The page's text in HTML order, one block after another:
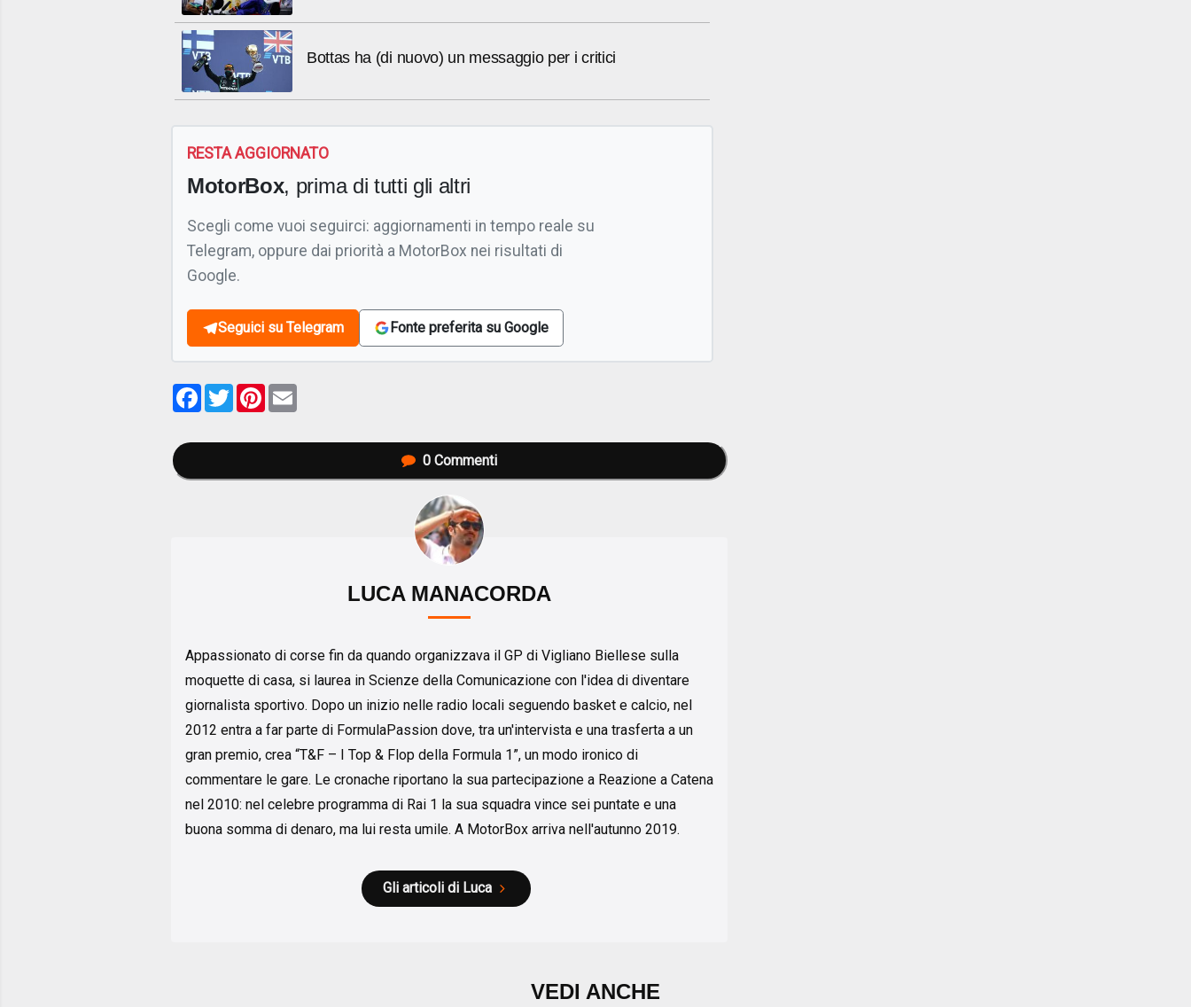
Bottas ha (di nuovo) un messaggio per i critici
RESTA AGGIORNATO
MotorBox, prima di tutti gli altri
Scegli come vuoi seguirci: aggiornamenti in tempo reale su
Telegram, oppure dai priorità a MotorBox nei risultati di
Google.
Seguici su Telegram Fonte preferita su Google
Facebook
TwitterPinterest
0 Commenti
LUCA MANACORDA
Appassionato di corse fin da quando organizzava il GP di Vigliano Biellese sulla
moquette di casa, si laurea in Scienze della Comunicazione con l'idea di diventare
giornalista sportivo. Dopo un inizio nelle radio locali seguendo basket e calcio, nel
2012 entra a far parte di FormulaPassion dove, tra un'intervista e una trasferta a un
gran premio, crea “T&F – I Top & Flop della Formula 1”, un modo ironico di
commentare le gare. Le cronache riportano la sua partecipazione a Reazione a Catena
nel 2010: nel celebre programma di Rai 1 la sua squadra vince sei puntate e una
buona somma di denaro, ma lui resta umile. A MotorBox arriva nell'autunno 2019.
Gli articoli di Luca
VEDI ANCHE